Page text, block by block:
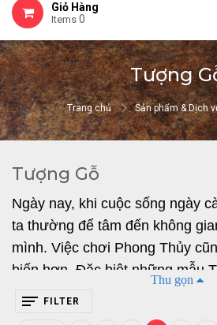
Giỏ Hàng
Items 0
Tượng
Trang chủ Sản phẩm & Dịch
Tượng Gỗ
Ngày nay, khi cuộc sống ngày
ta thường để tâm đến không
mình. Việc chơi Phong Thủy
biến hơn. Đặc biệt những mẫu
Thu gọn
FILTER